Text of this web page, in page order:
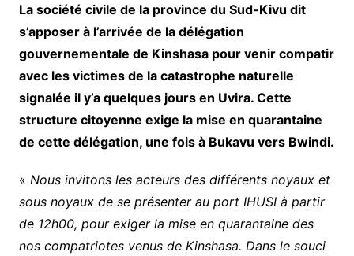
La société civile de la province du Sud-Kivu dit
s’apposer à l’arrivée de la délégation
gouvernementale de Kinshasa pour venir compatir
avec les victimes de la catastrophe naturelle
signalée il y’a quelques jours en Uvira. Cette
structure citoyenne exige la mise en quarantaine
de cette délégation, une fois à Bukavu vers Bwindi.
« Nous invitons les acteurs des différents noyaux et
sous noyaux de se présenter au port IHUSI à partir
de 12h00, pour exiger la mise en quarantaine des
nos compatriotes venus de Kinshasa. Dans le souci